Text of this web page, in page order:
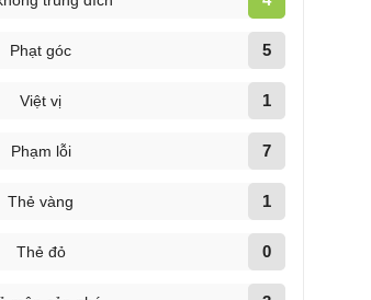
Phạt góc 5
Việt vị 1
Phạm lỗi 7
Thẻ vàng 1
Thẻ đỏ 0